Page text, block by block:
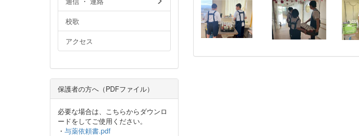
校歌
アクセス
保護者の方へ（PDFファイル）
必要な場合は、こちらからダウンロ
ードをしてご使用ください。
・ 与薬依頼書.pdf